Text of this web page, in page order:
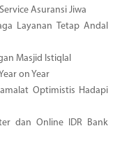
Asuransi Jiwa
Layanan Tetap Andal
Masjid Istiqlal
on Year
Optimistis Hadapi
dan Online IDR Bank